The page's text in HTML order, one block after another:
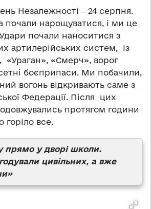
Незалежності ‒ 24 серпня.
почали нарощуватися, і ми це
почали наноситися з
артилерійських систем, із
«Ураган», «Смерч», ворог
боєприпаси. Ми побачили,
вогонь відкривають саме з
Федерації. Після цих
протягом години
горіло все.
прямо у дворі школи.
цивільних, а вже